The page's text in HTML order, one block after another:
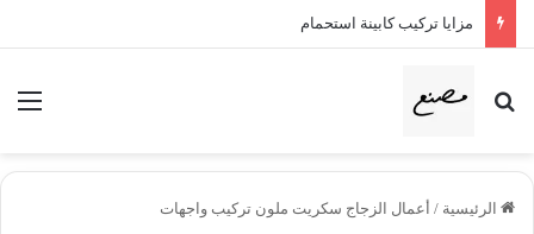
مزايا تركيب كابينة استحمام
بحث عن
الرئيسية / أعمال الزجاج سكريت ملون تركيب واجهات